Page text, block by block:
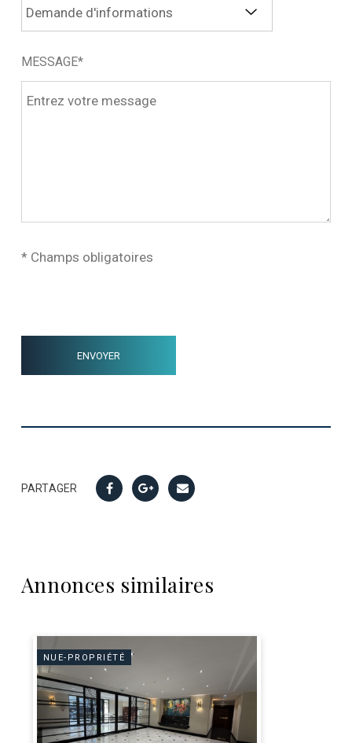
MESSAGE*
* Champs obligatoires
PARTAGER
Annonces similaires
NUE-PROPRIÉTÉ